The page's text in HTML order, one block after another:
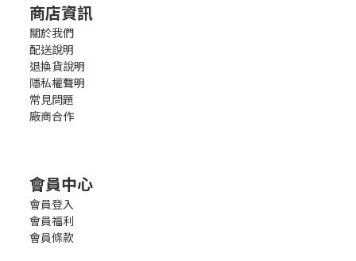
商店資訊
關於我們
配送說明
退換貨說明
隱私權聲明
常見問題
廠商合作
會員中心
會員登入
會員福利
會員條款